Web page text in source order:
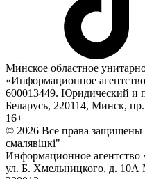
Минское областное
«Информационное
600013449. Юридический и
Беларусь, 220114, Минск,
16+
© 2026 Все права защищены
смалявiцкi"
Информационное агентство
ул. Б. Хмельницкого, д. 10А